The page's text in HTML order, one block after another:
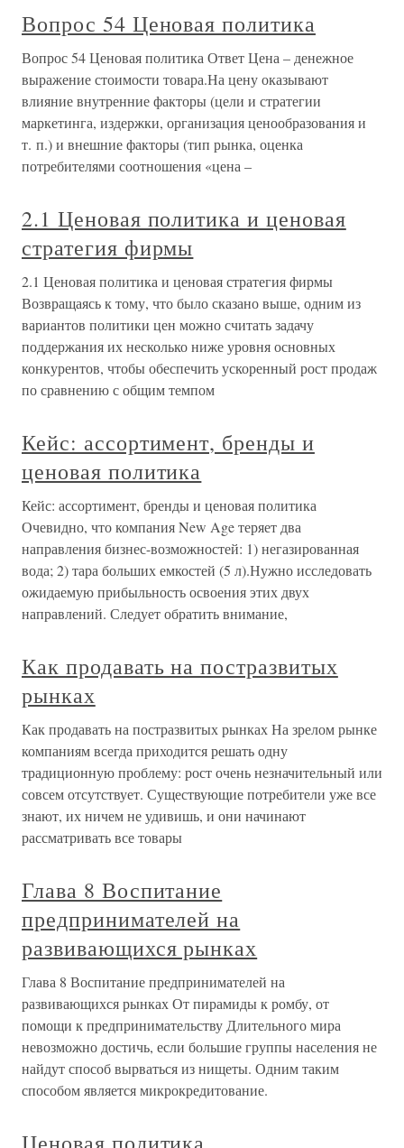
Вопрос 54 Ценовая политика
Вопрос 54 Ценовая политика Ответ Цена – денежное
выражение стоимости товара.На цену оказывают
влияние внутренние факторы (цели и стратегии
маркетинга, издержки, организация ценообразования и
т. п.) и внешние факторы (тип рынка, оценка
потребителями соотношения «цена –
2.1 Ценовая политика и ценовая
стратегия фирмы
2.1 Ценовая политика и ценовая стратегия фирмы
Возвращаясь к тому, что было сказано выше, одним из
вариантов политики цен можно считать задачу
поддержания их несколько ниже уровня основных
конкурентов, чтобы обеспечить ускоренный рост продаж
по сравнению с общим темпом
Кейс: ассортимент, бренды и
ценовая политика
Кейс: ассортимент, бренды и ценовая политика
Очевидно, что компания New Age теряет два
направления бизнес-возможностей: 1) негазированная
вода; 2) тара больших емкостей (5 л).Нужно исследовать
ожидаемую прибыльность освоения этих двух
направлений. Следует обратить внимание,
Как продавать на постразвитых
рынках
Как продавать на постразвитых рынках На зрелом рынке
компаниям всегда приходится решать одну
традиционную проблему: рост очень незначительный или
совсем отсутствует. Существующие потребители уже все
знают, их ничем не удивишь, и они начинают
рассматривать все товары
Глава 8 Воспитание
предпринимателей на
развивающихся рынках
Глава 8 Воспитание предпринимателей на
развивающихся рынках От пирамиды к ромбу, от
помощи к предпринимательству Длительного мира
невозможно достичь, если большие группы населения не
найдут способ вырваться из нищеты. Одним таким
способом является микрокредитование.